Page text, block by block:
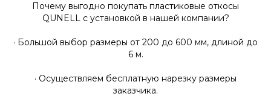
Почему выгодно покупать пластиковые откосы
QUNELL с установкой в нашей компании?
· Большой выбор размеры от 200 до 600 мм, длиной до
6 м.
· Осуществляем бесплатную нарезку размеры
заказчика.